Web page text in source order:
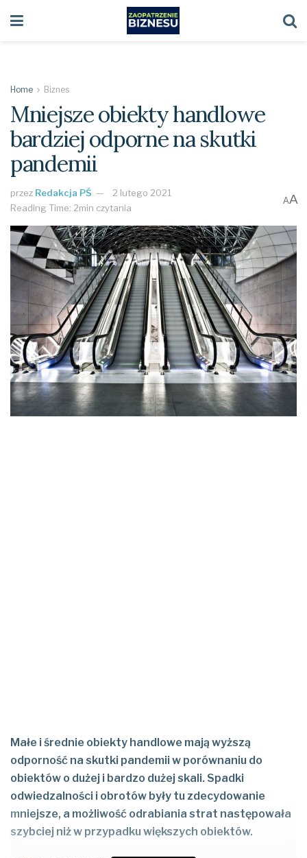
Home Biznes
Mniejsze obiekty handlowe
bardziej odporne na skutki
pandemii
przez Redakcja PŚ
2 lutego 2021
Reading Time: 2min czytania
AA
Małe i średnie obiekty handlowe mają wyższą
odporność na skutki pandemii w porównaniu do
obiektów o dużej i bardzo dużej skali. Spadki
odwiedzalności i obrotów były tu zdecydowanie
mniejsze, a możliwość odrabiania strat następowała
szybciej niż w przypadku większych obiektów.